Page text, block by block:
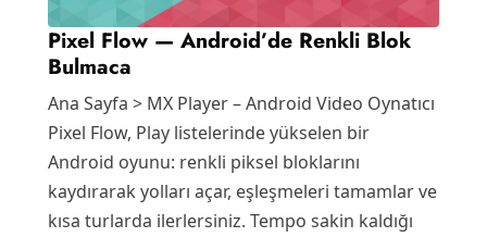
Pixel Flow — Android’de Renkli Blok
Bulmaca
Ana Sayfa > MX Player – Android Video Oynatıcı
Pixel Flow, Play listelerinde yükselen bir
Android oyunu: renkli piksel bloklarını
kaydırarak yolları açar, eşleşmeleri tamamlar ve
kısa turlarda ilerlersiniz. Tempo sakin kaldığı